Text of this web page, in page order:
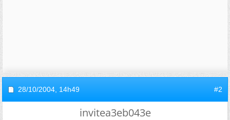
28/10/2004, 14h49 #2
invitea3eb043e